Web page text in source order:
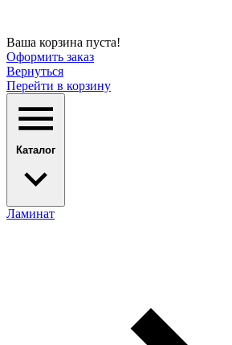
Ваша корзина пуста!
Оформить заказ
Вернуться
Перейти в корзину
Каталог
Ламинат